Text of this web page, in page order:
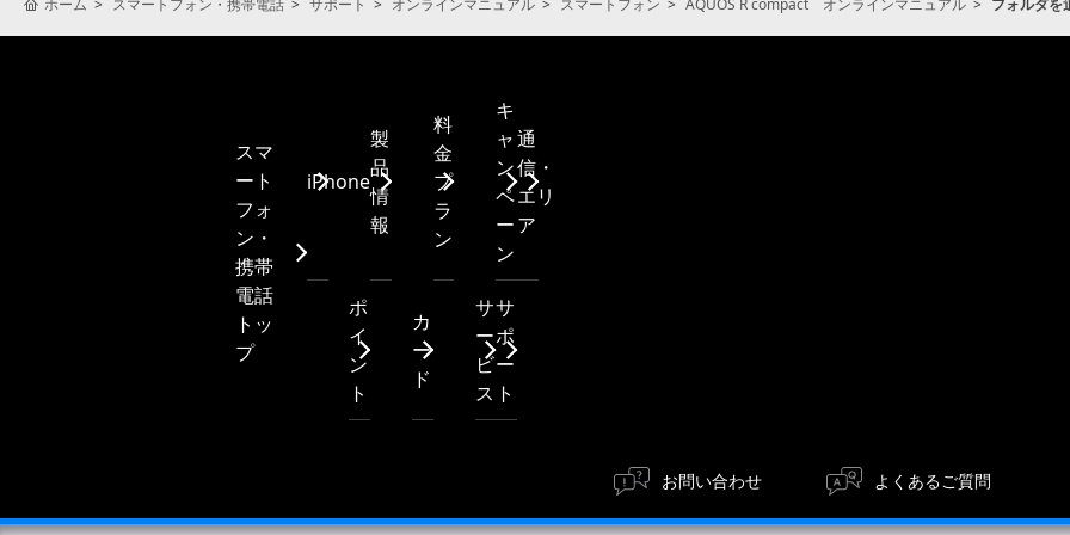
ホーム スマートフォン・携帯電話 サポート オンラインマニュアル スマートフォン AQUOS R compact オンラインマニュアル フォルダを
スマ
ート
フォ
ン・
携帯
電話
トッ
プ
iPhone
製
品
情
報
料
金
プ
ラ
ン
キ
ャ
ン
ペ
ー
ン
通
信・
エリ
ア
ポ
イ
ン
ト
カ
ー
ド
サ
ー
ビ
ス
サ
ポ
ー
ト
お問い合わせ よくあるご質問